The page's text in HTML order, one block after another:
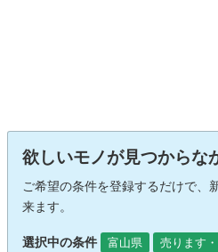
欲しいモノが見つからな
ご希望の条件を登録するだけで、
来ます。
選択中の条件 富山県 売ります